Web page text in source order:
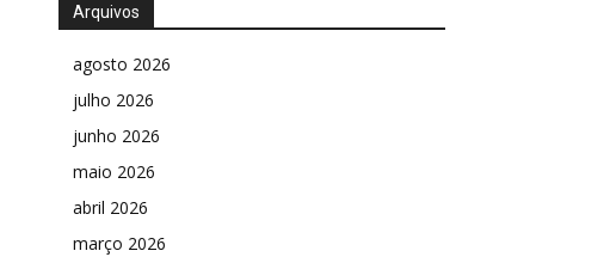
Arquivos
agosto 2026
julho 2026
junho 2026
maio 2026
abril 2026
março 2026